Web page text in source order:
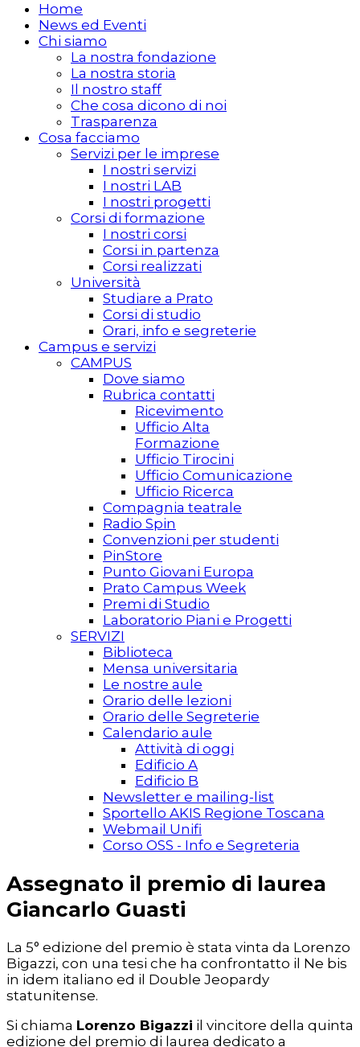
Home
News ed Eventi
Chi siamo
La nostra fondazione
La nostra storia
Il nostro staff
Che cosa dicono di noi
Trasparenza
Cosa facciamo
Servizi per le imprese
I nostri servizi
I nostri LAB
I nostri progetti
Corsi di formazione
I nostri corsi
Corsi in partenza
Corsi realizzati
Università
Studiare a Prato
Corsi di studio
Orari, info e segreterie
Campus e servizi
CAMPUS
Dove siamo
Rubrica contatti
Ricevimento
Ufficio Alta
Formazione
Ufficio Tirocini
Ufficio Comunicazione
Ufficio Ricerca
Compagnia teatrale
Radio Spin
Convenzioni per studenti
PinStore
Punto Giovani Europa
Prato Campus Week
Premi di Studio
Laboratorio Piani e Progetti
SERVIZI
Biblioteca
Mensa universitaria
Le nostre aule
Orario delle lezioni
Orario delle Segreterie
Calendario aule
Attività di oggi
Edificio A
Edificio B
Newsletter e mailing-list
Sportello AKIS Regione Toscana
Webmail Unifi
Corso OSS - Info e Segreteria
Assegnato il premio di laurea
Giancarlo Guasti
La 5° edizione del premio è stata vinta da Lorenzo
Bigazzi, con una tesi che ha confrontatto il Ne bis
in idem italiano ed il Double Jeopardy
statunitense.
Si chiama Lorenzo Bigazzi il vincitore della quinta
edizione del premio di laurea dedicato a